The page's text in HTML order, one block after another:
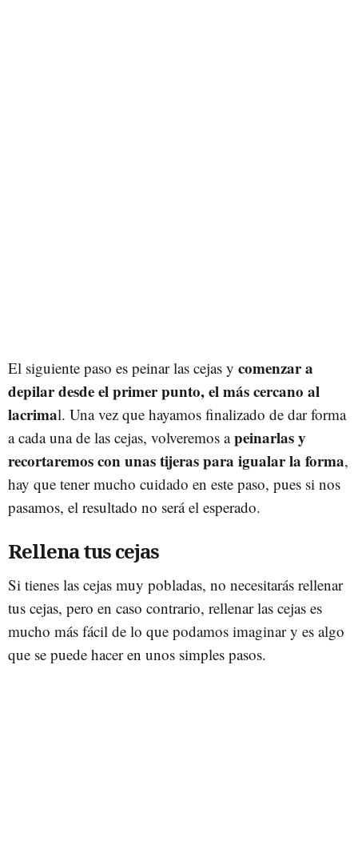
El siguiente paso es peinar las cejas y comenzar a
depilar desde el primer punto, el más cercano al
lacrimal. Una vez que hayamos finalizado de dar forma
a cada una de las cejas, volveremos apeinarlas y
recortaremos con unas tijeras para igualar la forma,
hay que tener mucho cuidado en este paso, pues si nos
pasamos, el resultado no será el esperado.
Rellena tus cejas
Si tienes las cejas muy pobladas, no necesitarás rellenar
tus cejas, pero en caso contrario, rellenar las cejas es
mucho más fácil de lo que podamos imaginar y es algo
que se puede hacer en unos simples pasos.